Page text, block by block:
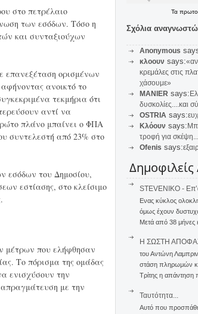
στο πετρέλαιο
των εσόδων. Τόσο η
και συνταξιούχων
επανεξέταση ορισμένων
ανοικτό το
τεκμήρια ότι
αντί να
πλάνο μπαίνει ο ΦΠΑ
συντελεστή από 23% στο
εσόδων του Δημοσίου,
εστίασης, στο κλείσιμο
μέτρων που ελήφθησαν
Το πόρισμα της ομάδας
ενισχύσουν την
με την
Τα
Σχόλια
Anonymous
κλοουν says:
κρεμάλες στις
χάσουμε»
MANIER says:
δυσκολίες....και
OSTRIA says:
Κλόουν says:
τροφή για σκέψη...
Ofenis says:
Δημοφιλείς
STEVENIKO -
Ενας κύκλος
όμως έχουν
Μετά από 38 μήνες
Η ΣΩΣΤΗ
του Αντώνη
στάση πληρωμών
Τρίτης η απάντηση
Ταυτότητα...
Αυτό που